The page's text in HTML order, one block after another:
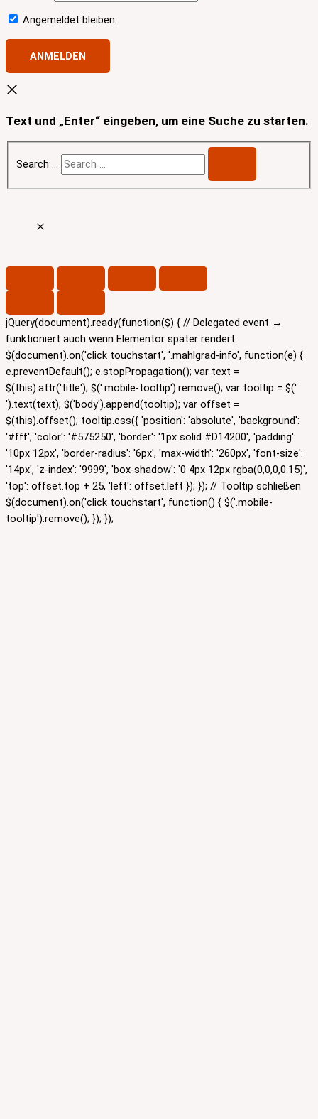
Angemeldet bleiben
Text und „Enter“ eingeben, um eine Suche zu starten.
Search …
jQuery(document).ready(function($) { // Delegated event →
funktioniert auch wenn Elementor später rendert
$(document).on('click touchstart', '.mahlgrad-info', function(e) {
e.preventDefault(); e.stopPropagation(); var text =
$(this).attr('title'); $('.mobile-tooltip').remove(); var tooltip = $('
').text(text); $('body').append(tooltip); var offset =
$(this).offset(); tooltip.css({ 'position': 'absolute', 'background':
'#fff', 'color': '#575250', 'border': '1px solid #D14200', 'padding':
'10px 12px', 'border-radius': '6px', 'max-width': '260px', 'font-size':
'14px', 'z-index': '9999', 'box-shadow': '0 4px 12px rgba(0,0,0,0.15)',
'top': offset.top + 25, 'left': offset.left }); }); // Tooltip schließen
$(document).on('click touchstart', function() { $('.mobile-
tooltip').remove(); }); });